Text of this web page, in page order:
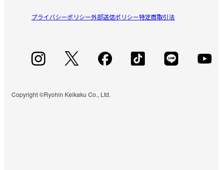
プライバシーポリシー外部送信ポリシー特定商取引法
Copyright ©Ryohin Keikaku Co., Ltd.